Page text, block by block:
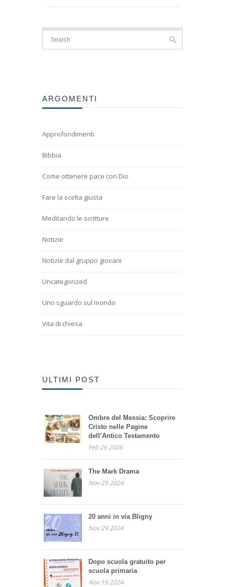
ARGOMENTI
Approfondimenti
Bibbia
Come ottenere pace con Dio
Fare la scelta giusta
Meditando le scritture
Notizie
Notizie dal gruppo giovani
Uncategorized
Uno sguardo sul mondo
Vita di chiesa
ULTIMI POST
Ombre del Messia: Scoprire
Cristo nelle Pagine
dell’Antico Testamento
Feb 26 2026
The Mark Drama
Nov 29 2024
20 anni in via Bligny
Nov 29 2024
Dopo scuola gratuito per
scuola primaria
Nov 19 2024